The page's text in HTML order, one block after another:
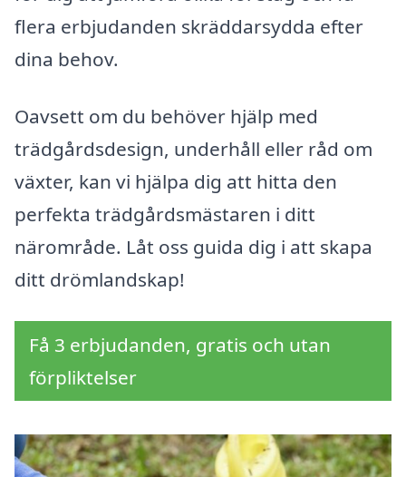
flera erbjudanden skräddarsydda efter
dina behov.
Oavsett om du behöver hjälp med
trädgårdsdesign, underhåll eller råd om
växter, kan vi hjälpa dig att hitta den
perfekta trädgårdsmästaren i ditt
närområde. Låt oss guida dig i att skapa
ditt drömlandskap!
Få 3 erbjudanden, gratis och utan
förpliktelser